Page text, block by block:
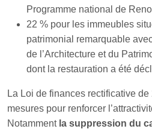
Programme national de
22 % pour les immeubles
patrimonial remarquable
de l’Architecture et du
dont la restauration a été
La Loi de finances rectificative
mesures pour renforcer
Notamment la suppression du